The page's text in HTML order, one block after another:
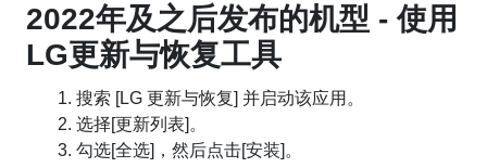
2022年及之后发布的机型 - 使用
LG更新与恢复工具
1. 搜索 [LG 更新与恢复] 并启动该应用。
2. 选择[更新列表]。
3. 勾选[全选]，然后点击[安装]。